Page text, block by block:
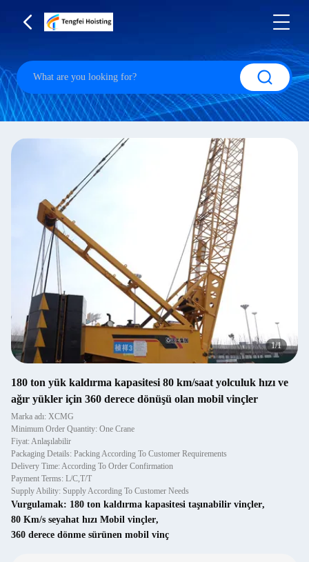
1/1
180 ton yük kaldırma kapasitesi 80 km/saat yolculuk hızı ve
ağır yükler için 360 derece dönüşü olan mobil vinçler
Marka adı: XCMG
Minimum Order Quantity: One Crane
Fiyat: Anlaşılabilir
Packaging Details: Packing According To Customer Requirements
Delivery Time: According To Order Confirmation
Payment Terms: L/C,T/T
Supply Ability: Supply According To Customer Needs
Vurgulamak: 180 ton kaldırma kapasitesi taşınabilir vinçler,
80 Km/s seyahat hızı Mobil vinçler,
360 derece dönme sürünen mobil vinç